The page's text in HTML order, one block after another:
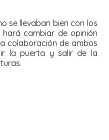
se llevaban bien con los
cambiar de opinión
colaboración de ambos
la puerta y salir de la